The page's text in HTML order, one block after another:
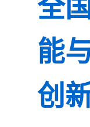
全
能
创